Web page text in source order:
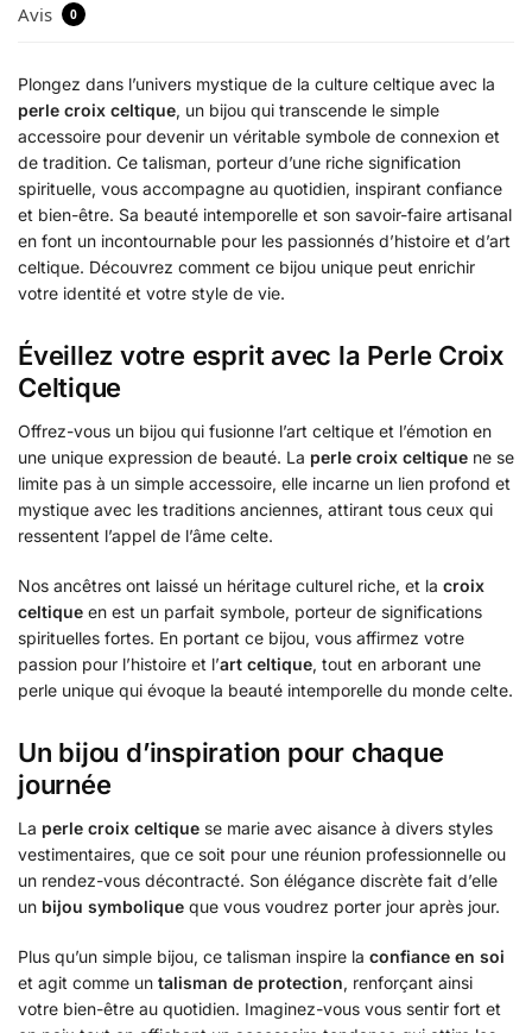
Avis 0
Plongez dans l’univers mystique de la culture celtique avec la
perle croix celtique, un bijou qui transcende le simple
accessoire pour devenir un véritable symbole de connexion et
de tradition. Ce talisman, porteur d’une riche signification
spirituelle, vous accompagne au quotidien, inspirant confiance
et bien-être. Sa beauté intemporelle et son savoir-faire artisanal
en font un incontournable pour les passionnés d’histoire et d’art
celtique. Découvrez comment ce bijou unique peut enrichir
votre identité et votre style de vie.
Éveillez votre esprit avec la Perle Croix
Celtique
Offrez-vous un bijou qui fusionne l’art celtique et l’émotion en
une unique expression de beauté. La perle croix celtique ne se
limite pas à un simple accessoire, elle incarne un lien profond et
mystique avec les traditions anciennes, attirant tous ceux qui
ressentent l’appel de l’âme celte.
Nos ancêtres ont laissé un héritage culturel riche, et la croix
celtique en est un parfait symbole, porteur de significations
spirituelles fortes. En portant ce bijou, vous affirmez votre
passion pour l’histoire et l’art celtique, tout en arborant une
perle unique qui évoque la beauté intemporelle du monde celte.
Un bijou d’inspiration pour chaque
journée
La perle croix celtique se marie avec aisance à divers styles
vestimentaires, que ce soit pour une réunion professionnelle ou
un rendez-vous décontracté. Son élégance discrète fait d’elle
un bijou symbolique que vous voudrez porter jour après jour.
Plus qu’un simple bijou, ce talisman inspire la confiance en soi
et agit comme un talisman de protection, renforçant ainsi
votre bien-être au quotidien. Imaginez-vous vous sentir fort et